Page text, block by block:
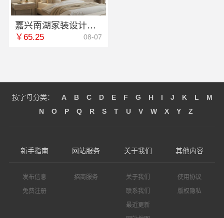
嘉兴南湖家装设计全包环保材料，嘉兴美派建材科技有限公司
￥65.25 08-07
按字母分类： A B C D E F G H I J K L
M
N
O P Q R S T U V W X Y Z
新手指南
发布信息
免费注册
网站服务
招商服务
关于我们
关于我们
联系我们
最近更新
其他内容
使用协议
版权隐私